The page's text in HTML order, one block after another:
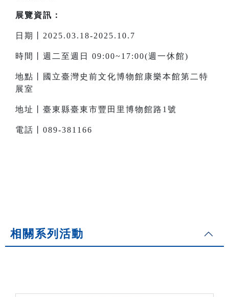
展覽資訊：
日期丨2025.03.18-2025.10.7
時間丨週二至週日 09:00~17:00(週一休館)
地點丨國立臺灣史前文化博物館康樂本館第二特
展室
地址丨臺東縣臺東市豐田里博物館路1號
電話丨089-381166
相關系列活動